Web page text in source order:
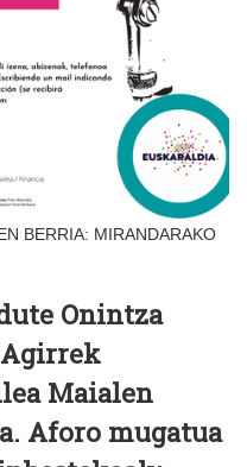
BERRIA: MIRANDARAKO
Onintza
Maialen
Aforo mugatua